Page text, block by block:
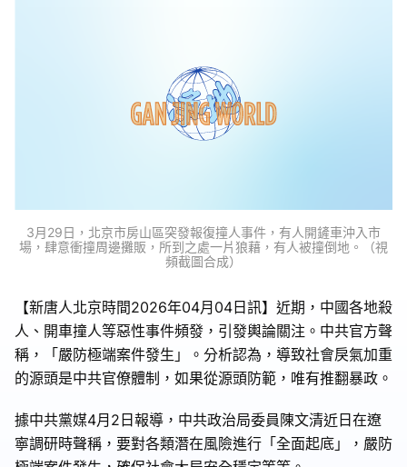
3月29日，北京市房山區突發報復撞人事件，有人開鏟車沖入市
場，肆意衝撞周邊攤販，所到之處一片狼藉，有人被撞倒地。（視
頻截圖合成）
【新唐人北京時間2026年04月04日訊】近期，中國各地殺
人、開車撞人等惡性事件頻發，引發輿論關注。中共官方聲
稱，「嚴防極端案件發生」。分析認為，導致社會戾氣加重
的源頭是中共官僚體制，如果從源頭防範，唯有推翻暴政。
據中共黨媒4月2日報導，中共政治局委員陳文清近日在遼
寧調研時聲稱，要對各類潛在風險進行「全面起底」，嚴防